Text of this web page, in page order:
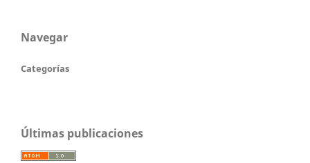
Navegar
Categorías
Últimas publicaciones